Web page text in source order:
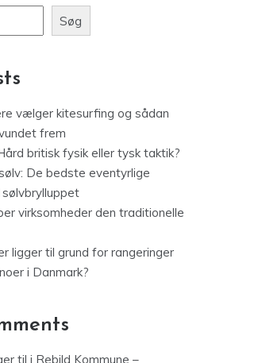
Søg
vælger kitesurfing og sådan
frem
britisk fysik eller tysk taktik?
De bedste eventyrlige
virksomheder den traditionelle
ligger til grund for rangeringer
i Danmark?
til i Rebild Kommune –